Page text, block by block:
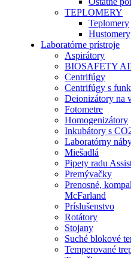
TEPLOMERY
Teplomery
Hustomery
Laboratórne prístroje
Aspirátory
BIOSAFETY
Centrifúgy
Centrifúgy s
Deionizátory na
Fotometre
Homogenizátory
Inkubátory s
Laboratórny
Miešadlá
Pipety radu
Premývačky
Prenosné,
McFarland
Príslušenstvo
Rotátory
Stojany
Suché blokové
Temperované